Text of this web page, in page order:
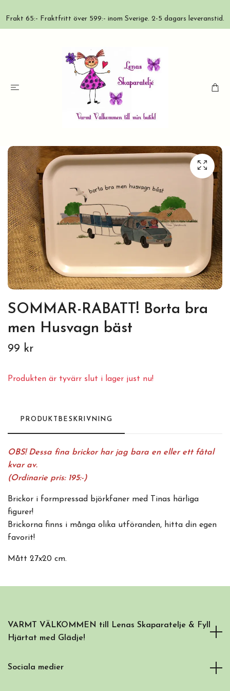
Frakt 65:- Fraktfritt över 599:- inom Sverige. 2-5 dagars leveranstid.
SOMMAR-RABATT! Borta bra
men Husvagn bäst
99 kr
Produkten är tyvärr slut i lager just nu!
PRODUKTBESKRIVNING
OBS! Dessa fina brickor har jag bara en eller ett fåtal
kvar av.
(Ordinarie pris: 195:-)
Brickor i formpressad björkfaner med Tinas härliga
figurer!
Brickorna finns i många olika utföranden, hitta din egen
favorit!
Mått 27x20 cm.
VARMT VÄLKOMMEN till Lenas Skaparatelje & Fyll
Hjärtat med Glädje!
Sociala medier